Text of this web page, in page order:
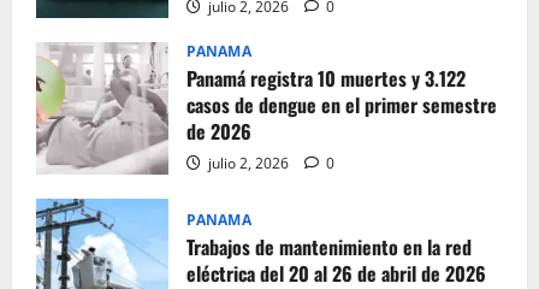
julio 2, 2026 0
PANAMA
Panamá registra 10 muertes y 3.122
casos de dengue en el primer semestre
de 2026
julio 2, 2026 0
PANAMA
Trabajos de mantenimiento en la red
eléctrica del 20 al 26 de abril de 2026